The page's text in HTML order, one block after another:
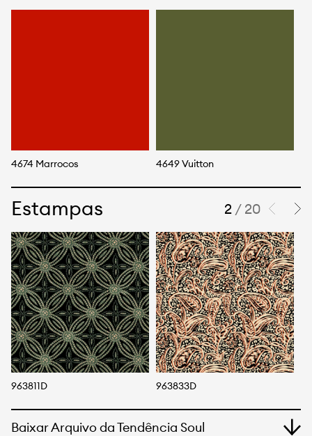
4674 Marrocos 4649 Vuitton
Estampas 2 / 20
963811D 963833D
Baixar Arquivo da Tendência Soul